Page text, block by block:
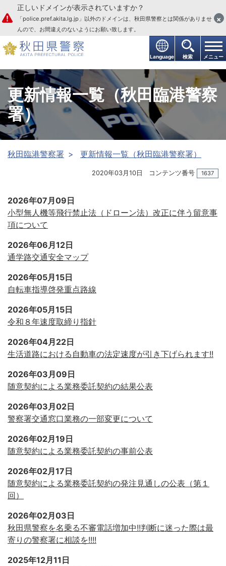
本文へ
Language 検索 メニュー
正しいドメインが表示されていますか？
「police.pref.akita.lg.jp」以外のドメインは、秋田県警察とは関係がありませ
んので、お間違えのないようにお願い致します。
×
更新情報一覧（秋田臨港警察
署）
秋田臨港警察署 更新情報一覧（秋田臨港警察署）
2020年03月10日 コンテンツ番号 1637
2026年07月09日
小型無人機等飛行禁止法（ドローン法）改正に伴う留意事
項について
2026年06月12日
通学路交通安全マップ
2026年05月15日
自転車指導啓発重点路線
2026年05月15日
令和８年速度取締り指針
2026年04月22日
生活道路における自動車の法定速度が引き下げられます!!
2026年03月09日
随意契約による業務委託契約の結果公表
2026年03月02日
警察署交通窓口業務の一部変更について
2026年02月19日
随意契約による業務委託契約の事前公表
2026年02月17日
随意契約による業務委託契約の発注見通しの公表（第１
回）
2026年02月03日
秋田県警察を名乗る不審電話増加中!!判断に迷った際は最
寄りの警察署に相談を!!!!
2025年12月11日